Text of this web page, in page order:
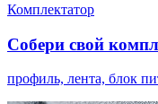
Комплектатор
Собери свой
профиль, лента, блок